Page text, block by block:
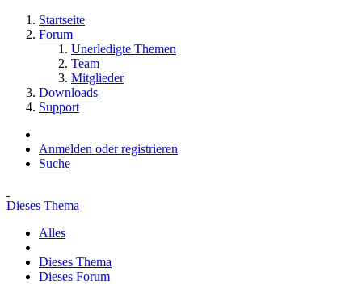
Startseite
Forum
Unerledigte Themen
Team
Mitglieder
Downloads
Support
Anmelden oder registrieren
Suche
Dieses Thema
Alles
Dieses Thema
Dieses Forum